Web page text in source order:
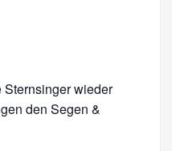
wieder
den Segen &